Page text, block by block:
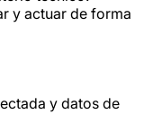
y actuar de forma
y datos de